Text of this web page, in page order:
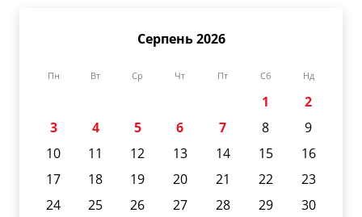
Серпень 2026
Пн Вт Ср Чт Пт Сб Нд
1
2
3
4 5 6 7 8
9
10
11 12 13 14 15
16
17
18 19 20 21 22
23
24
25 26 27 28 29
30